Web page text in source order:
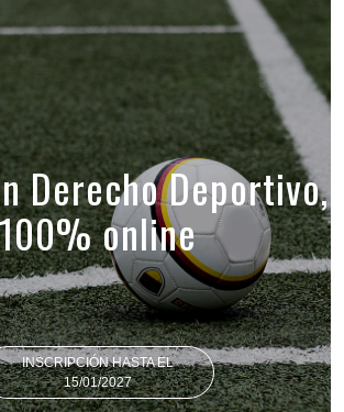
Derecho Deportivo,
online
INSCRIPCIÓN HASTA EL
15/01/2027